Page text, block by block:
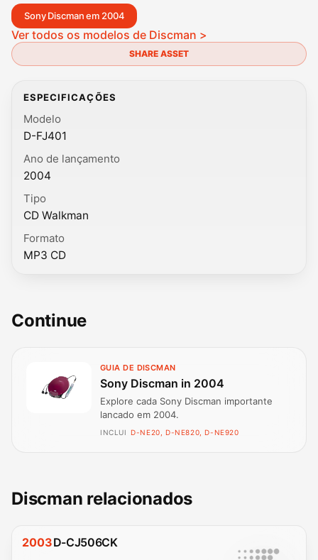
Sony Discman em 2004
Ver todos os modelos de Discman >
SHARE ASSET
ESPECIFICAÇÕES
Modelo
D-FJ401
Ano de lançamento
2004
Tipo
CD Walkman
Formato
MP3 CD
Continue
GUIA DE DISCMAN
Sony Discman in 2004
Explore cada Sony Discman importante
lancado em 2004.
INCLUI D-NE20, D-NE820, D-NE920
Discman relacionados
2003D-CJ506CK